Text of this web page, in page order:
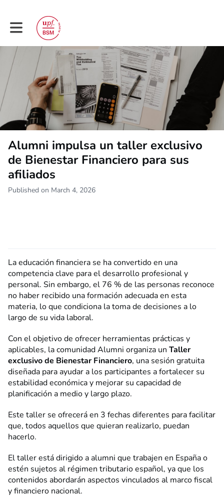
Toggle main navigation
Alumni impulsa un taller exclusivo
de Bienestar Financiero para sus
afiliados
Published on March 4, 2026
La educación financiera se ha convertido en una
competencia clave para el desarrollo profesional y
personal. Sin embargo, el 76 % de las personas reconoce
no haber recibido una formación adecuada en esta
materia, lo que condiciona la toma de decisiones a lo
largo de su vida laboral.
Con el objetivo de ofrecer herramientas prácticas y
aplicables, la comunidad Alumni organiza un Taller
exclusivo de Bienestar Financiero, una sesión gratuita
diseñada para ayudar a los participantes a fortalecer su
estabilidad económica y mejorar su capacidad de
planificación a medio y largo plazo.
Este taller se ofrecerá en 3 fechas diferentes para facilitar
que, todos aquellos que quieran realizarlo, puedan
hacerlo.
El taller está dirigido a alumni que trabajen en España o
estén sujetos al régimen tributario español, ya que los
contenidos abordarán aspectos vinculados al marco fiscal
y financiero nacional.